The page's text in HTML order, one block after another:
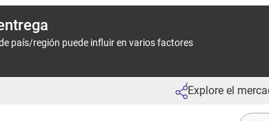
país/región puede influir en varios factores
Explore el